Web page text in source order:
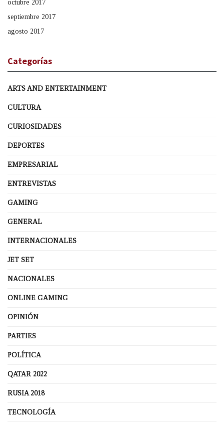
octubre 2017
septiembre 2017
agosto 2017
Categorías
ARTS AND ENTERTAINMENT
CULTURA
CURIOSIDADES
DEPORTES
EMPRESARIAL
ENTREVISTAS
GAMING
GENERAL
INTERNACIONALES
JET SET
NACIONALES
ONLINE GAMING
OPINIÓN
PARTIES
POLÍTICA
QATAR 2022
RUSIA 2018
TECNOLOGÍA